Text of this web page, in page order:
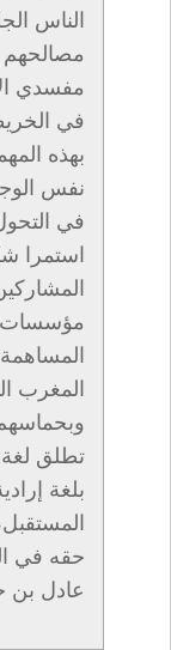
الناس
مصالحهم
مفسدي
في
بهذه
نفس
في
استمرا
مؤسسات
المغرب
تطلق
بلغة
حقه في
عادل بن